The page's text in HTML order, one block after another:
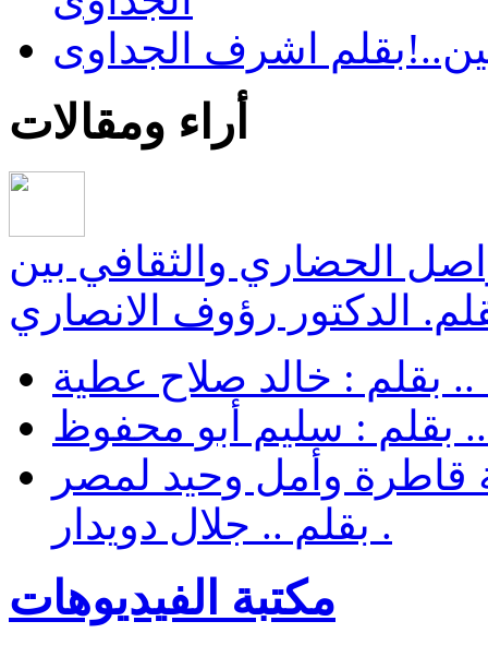
اشرف الجداوى
أراء ومقالات
الحضاري والثقافي بين
الدكتور رؤوف الانصاري
بقلم : خالد صلاح عطية
بقلم : سليم أبو محفوظ
قاطرة وأمل وحيد لمصر
. بقلم .. جلال دويدار
مكتبة الفيديوهات